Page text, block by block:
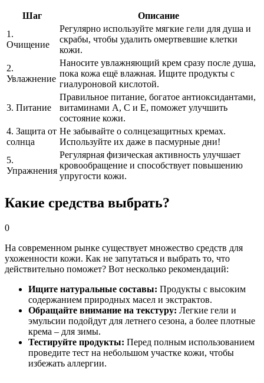
Шаг
Описание
1.
Очищение
Регулярно используйте мягкие гели для душа и
скрабы, чтобы удалить омертвевшие клетки
кожи.
2.
Увлажнение
Наносите увлажняющий крем сразу после душа,
пока кожа ещё влажная. Ищите продукты с
гиалуроновой кислотой.
3. Питание
Правильное питание, богатое антиоксидантами,
витаминами A, C и E, поможет улучшить
состояние кожи.
4. Защита от
солнца
Не забывайте о солнцезащитных кремах.
Используйте их даже в пасмурные дни!
5.
Упражнения
Регулярная физическая активность улучшает
кровообращение и способствует повышению
упругости кожи.
Какие средства выбрать?
0
На современном рынке существует множество средств для
ухоженности кожи. Как не запутаться и выбрать то, что
действительно поможет? Вот несколько рекомендаций:
Ищите натуральные составы: Продукты с высоким
содержанием природных масел и экстрактов.
Обращайте внимание на текстуру: Легкие гели и
эмульсии подойдут для летнего сезона, а более плотные
крема – для зимы.
Тестируйте продукты: Перед полным использованием
проведите тест на небольшом участке кожи, чтобы
избежать аллергии.